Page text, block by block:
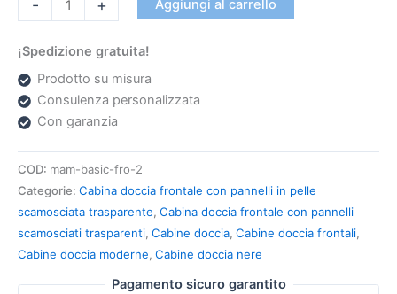
- + Aggiungi al carrello
¡Spedizione gratuita!
Prodotto su misura
Consulenza personalizzata
Con garanzia
COD: mam-basic-fro-2
Categorie: Cabina doccia frontale con pannelli in pelle
scamosciata trasparente, Cabina doccia frontale con pannelli
scamosciati trasparenti, Cabine doccia, Cabine doccia frontali,
Cabine doccia moderne, Cabine doccia nere
Pagamento sicuro garantito